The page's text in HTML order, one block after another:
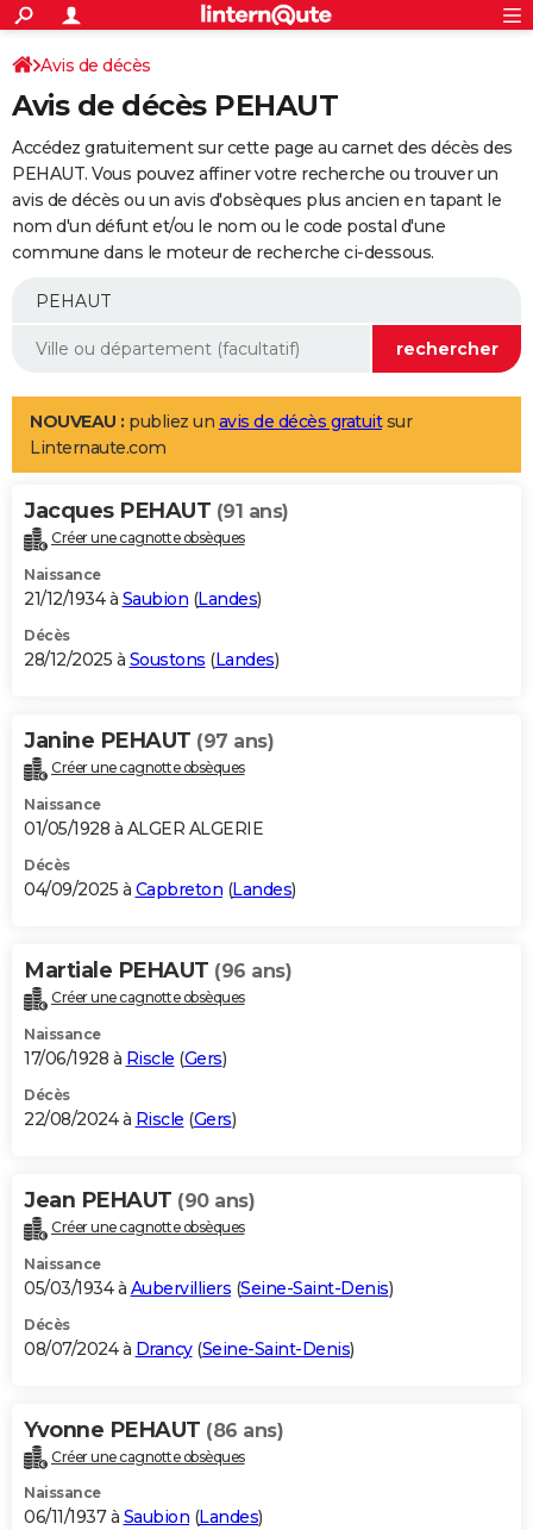
ACTUALITÉS
Politique
Société
Faits Divers
Education
Monde
Villes
+
SPORT
Coupe du monde 2026
Football
Tennis
Cyclisme
Rugby
Forum
Programme TV
TNT
Streaming
Cinéma
Sorties cinéma
Musique
+
FINANCE
Retraite
Epargne
Immobilier
Risques naturels par ville
Banque
Assurance
AUTO
Essais
Réserver un essai
Citadines
Berlines
SUV
Forum auto
+
Mobiles
Meilleur smartphone
Internet
Ordinateurs
Jeux vidéo
Guide high-tech
Aménagement intérieur
LIFESTYLE
Art de vivre
Bien-être
Loisirs
Mode
Modes de vie
Alimentation
Guide de la santé
Maladies
Médicaments
Sommeil
VOYAGE
Destinations
City break
Voyage nature
Voyage de noces
Forum
Climat
+PHOTO
GUIDES D'ACHAT
BONS PLANS
Carte de Noël
Carte Bonne année
Carte Saint-Valentin
Carte Pâques
Carte d'anniversaire
DICTIONNAIRE
Dictionnaire
Biographies
Citations
Expressions
Proverbes
PROGRAMME TV
S'inscrire
Se connecter
Lycées
Collèges
Primaires
Universités
Entreprises
Service militaire
Avis de recherche
AVIS DE DÉCÈS
Bricolage
Lifestyle
Culture
Sport
Auto
Television
Voyage
Cinema
Avis de décès
Avis de décès PEHAUT
Accédez gratuitement sur cette page au carnet des décès des
PEHAUT. Vous pouvez affiner votre recherche ou trouver un
avis de décès ou un avis d'obsèques plus ancien en tapant le
nom d'un défunt et/ou le nom ou le code postal d'une
commune dans le moteur de recherche ci-dessous.
NOUVEAU : publiez un avis de décès gratuitsur
Linternaute.com
Jacques PEHAUT (91 ans)
Créer une cagnotte obsèques
Naissance
21/12/1934 à Saubion (Landes)
Décès
28/12/2025 à Soustons (Landes)
Janine PEHAUT (97 ans)
Créer une cagnotte obsèques
Naissance
01/05/1928 à ALGER ALGERIE
Décès
04/09/2025 à Capbreton (Landes)
Martiale PEHAUT (96 ans)
Créer une cagnotte obsèques
Naissance
17/06/1928 à Riscle (Gers)
Décès
22/08/2024 à Riscle (Gers)
Jean PEHAUT (90 ans)
Créer une cagnotte obsèques
Naissance
05/03/1934 à Aubervilliers (Seine-Saint-Denis)
Décès
08/07/2024 à Drancy(Seine-Saint-Denis)
Yvonne PEHAUT (86 ans)
Créer une cagnotte obsèques
Naissance
06/11/1937 à Saubion (Landes)